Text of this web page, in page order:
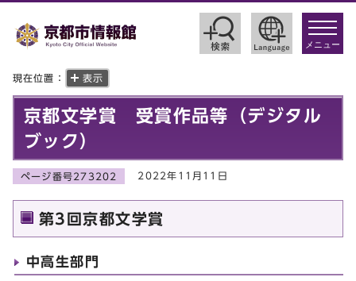
toggle
メニュー
現在位置： 表示
京都文学賞 受賞作品等（デジタル
ブック）
ページ番号273202 2022年11月11日
第3回京都文学賞
中高生部門